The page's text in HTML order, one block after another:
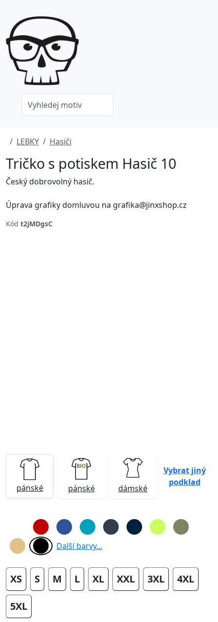
LEBKY Hasiči
Tričko s potiskem Hasič 10
Český dobrovolný hasič.
Úprava grafiky domluvou na grafika@jinxshop.cz
Kód t2jMDgsC
pánské pánské dámské
Vybrat jiný
podklad
Další barvy...
XS S M L XL XXL 3XL 4XL
5XL